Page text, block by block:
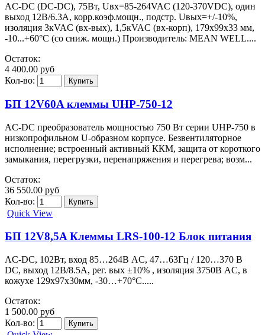
AC-DC (DC-DC), 75Вт, Uвх=85-264VAC (120-370VDC), один
выход 12В/6.3А, корр.коэф.мощн., подстр. Uвых=+/-10%,
изоляция 3кVAC (вх-вых), 1,5кVAC (вх-корп), 179х99х33 мм,
-10...+60°С (со сниж. мощн.) Производитель: MEAN WELL....
Остаток:
4 400.00 руб
Кол-во:
БП 12V60A клеммы UHP-750-12
AC-DC преобразователь мощностью 750 Вт серии UHP-750 в
низкопрофильном U-образном корпусе. Безвентиляторное
исполнение; встроенный активный ККМ, защита от короткого
замыкания, перегрузки, перенапряжения и перегрева; возм...
Остаток:
36 550.00 руб
Кол-во:
Quick View
БП 12V8,5A Клеммы LRS-100-12 Блок питания
AC-DC, 102Вт, вход 85…264В AC, 47…63Гц / 120…370 В
DC, выход 12В/8.5A, рег. вых ±10% , изоляция 3750В AC, в
кожухе 129х97х30мм, -30…+70°С.....
Остаток:
1 500.00 руб
Кол-во: